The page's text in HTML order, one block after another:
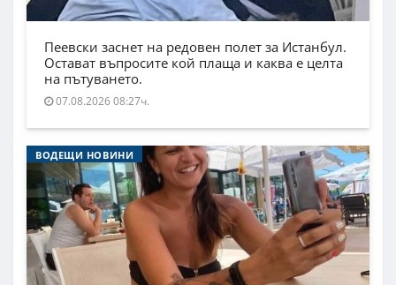
Пеевски заснет на редовен полет за Истанбул.
Остават въпросите кой плаща и каква е целта
на пътуването.
07.08.2026 08:27ч.
ВОДЕЩИ НОВИНИ